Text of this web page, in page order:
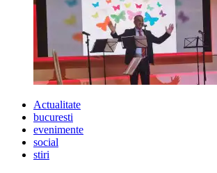
Actualitate
bucuresti
evenimente
social
stiri